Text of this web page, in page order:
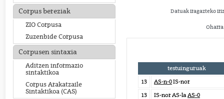
Corpus bereziak
ZIO Corpusa
Zuzenbide Corpusa
Corpusen sintaxia
Aditzen informazio
sintaktikoa
Corpus Arakatzaile
Sintaktikoa (CAS)
Datuak iragazteko
testuinguruak
13
AS-n-0IS-nor
13
IS-nor AS-laAS-0